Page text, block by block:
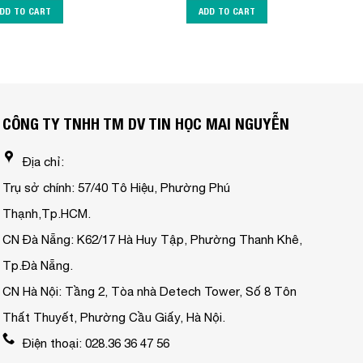
TO CART ADD TO CART
CÔNG TY TNHH TM DV TIN HỌC MAI NGUYỄN
Địa chỉ:
Trụ sở chính: 57/40 Tô Hiệu, Phường Phú
Thạnh,Tp.HCM.
CN Đà Nẵng: K62/17 Hà Huy Tập, Phường Thanh Khê,
Tp.Đà Nẵng.
CN Hà Nội: Tầng 2, Tòa nhà Detech Tower, Số 8 Tôn
Thất Thuyết, Phường Cầu Giấy, Hà Nội.
Điện thoại: 028.36 36 47 56